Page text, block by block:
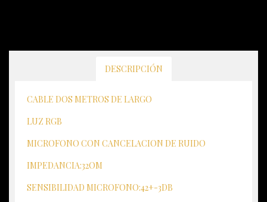
DESCRIPCIÓN
CABLE DOS METROS DE LARGO
LUZ RGB
MICROFONO CON CANCELACION DE RUIDO
IMPEDANCIA:32OM
SENSIBILIDAD MICROFONO:42+-3DB